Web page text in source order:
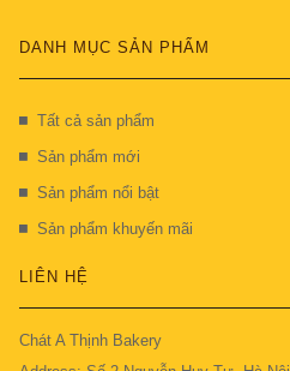
DANH MỤC SẢN PHẨM
Tất cả sản phẩm
Sản phẩm mới
Sản phẩm nổi bật
Sản phẩm khuyến mãi
LIÊN HỆ
Chát A Thịnh Bakery